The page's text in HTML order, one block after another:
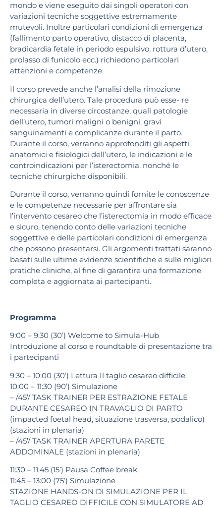
mondo e viene eseguito dai singoli operatori con
variazioni tecniche soggettive estremamente
mutevoli. Inoltre particolari condizioni di emergenza
(fallimento parto operativo, distacco di placenta,
bradicardia fetale in periodo espulsivo, rottura d’utero,
prolasso di funicolo ecc.) richiedono particolari
attenzioni e competenze.
Il corso prevede anche l’analisi della rimozione
chirurgica dell’utero. Tale procedura può esse- re
necessaria in diverse circostanze, quali patologie
dell’utero, tumori maligni o benigni, gravi
sanguinamenti e complicanze durante il parto.
Durante il corso, verranno approfonditi gli aspetti
anatomici e fisiologici dell’utero, le indicazioni e le
controindicazioni per l’isterectomia, nonché le
tecniche chirurgiche disponibili.
Durante il corso, verranno quindi fornite le conoscenze
e le competenze necessarie per affrontare sia
l’intervento cesareo che l’isterectomia in modo efficace
e sicuro, tenendo conto delle variazioni tecniche
soggettive e delle particolari condizioni di emergenza
che possono presentarsi. Gli argomenti trattati saranno
basati sulle ultime evidenze scientifiche e sulle migliori
pratiche cliniche, al fine di garantire una formazione
completa e aggiornata ai partecipanti.
Programma
9:00 – 9:30 (30’) Welcome to Simula-Hub
Introduzione al corso e roundtable di presentazione tra
i partecipanti
9:30 – 10:00 (30’) Lettura Il taglio cesareo difficile
10:00 – 11:30 (90’) Simulazione
– /45’/ TASK TRAINER PER ESTRAZIONE FETALE
DURANTE CESAREO IN TRAVAGLIO DI PARTO
(impacted foetal head, situazione trasversa, podalico)
(stazioni in plenaria)
– /45’/ TASK TRAINER APERTURA PARETE
ADDOMINALE (stazioni in plenaria)
11:30 – 11:45 (15’) Pausa Coffee break
11:45 – 13:00 (75’) Simulazione
STAZIONE HANDS-ON DI SIMULAZIONE PER IL
TAGLIO CESAREO DIFFICILE CON SIMULATORE AD